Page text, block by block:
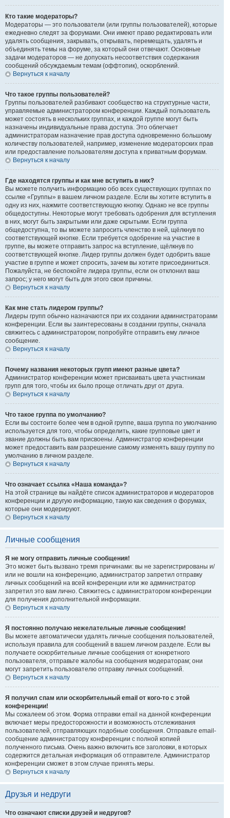
Кто такие модераторы?
Модераторы — это пользователи (или группы пользователей), которые
ежедневно следят за форумами. Они имеют право редактировать или
удалять сообщения, закрывать, открывать, перемещать, удалять и
объединять темы на форуме, за который они отвечают. Основные
задачи модераторов — не допускать несоответствия содержания
сообщений обсуждаемым темам (оффтопик), оскорблений.
Вернуться к началу
Что такое группы пользователей?
Группы пользователей разбивают сообщество на структурные части,
управляемые администратором конференции. Каждый пользователь
может состоять в нескольких группах, и каждой группе могут быть
назначены индивидуальные права доступа. Это облегчает
администраторам назначение прав доступа одновременно большому
количеству пользователей, например, изменение модераторских прав
или предоставление пользователям доступа к приватным форумам.
Вернуться к началу
Где находятся группы и как мне вступить в них?
Вы можете получить информацию обо всех существующих группах по
ссылке «Группы» в вашем личном разделе. Если вы хотите вступить в
одну из них, нажмите соответствующую кнопку. Однако не все группы
общедоступны. Некоторые могут требовать одобрения для вступления
в них, могут быть закрытыми или даже скрытыми. Если группа
общедоступна, то вы можете запросить членство в ней, щёлкнув по
соответствующей кнопке. Если требуется одобрение на участие в
группе, вы можете отправить запрос на вступление, щёлкнув по
соответствующей кнопке. Лидер группы должен будет одобрить ваше
участие в группе и может спросить, зачем вы хотите присоединиться.
Пожалуйста, не беспокойте лидера группы, если он отклонил ваш
запрос; у него могут быть для этого свои причины.
Вернуться к началу
Как мне стать лидером группы?
Лидеры групп обычно назначаются при их создании администраторами
конференции. Если вы заинтересованы в создании группы, сначала
свяжитесь с администратором; попробуйте отправить ему личное
сообщение.
Вернуться к началу
Почему названия некоторых групп имеют разные цвета?
Администратор конференции может присваивать цвета участникам
групп для того, чтобы их было проще отличать друг от друга.
Вернуться к началу
Что такое группа по умолчанию?
Если вы состоите более чем в одной группе, ваша группа по умолчанию
используется для того, чтобы определить, какие групповые цвет и
звание должны быть вам присвоены. Администратор конференции
может предоставить вам разрешение самому изменять вашу группу по
умолчанию в личном разделе.
Вернуться к началу
Что означает ссылка «Наша команда»?
На этой странице вы найдёте список администраторов и модераторов
конференции и другую информацию, такую как сведения о форумах,
которые они модерируют.
Вернуться к началу
Личные сообщения
Я не могу отправить личные сообщения!
Это может быть вызвано тремя причинами: вы не зарегистрированы и/
или не вошли на конференцию, администратор запретил отправку
личных сообщений на всей конференции или же администратор
запретил это вам лично. Свяжитесь с администратором конференции
для получения дополнительной информации.
Вернуться к началу
Я постоянно получаю нежелательные личные сообщения!
Вы можете автоматически удалять личные сообщения пользователей,
используя правила для сообщений в вашем личном разделе. Если вы
получаете оскорбительные личные сообщения от конкретного
пользователя, отправьте жалобы на сообщения модераторам; они
могут запретить пользователю отправку личных сообщений.
Вернуться к началу
Я получил спам или оскорбительный email от кого-то с этой
конференции!
Мы сожалеем об этом. Форма отправки email на данной конференции
включает меры предосторожности и возможность отслеживания
пользователей, отправляющих подобные сообщения. Отправьте email-
сообщение администратору конференции с полной копией
полученного письма. Очень важно включить все заголовки, в которых
содержится детальная информация об отправителе. Администратор
конференции сможет в этом случае принять меры.
Вернуться к началу
Друзья и недруги
Что означают списки друзей и недругов?